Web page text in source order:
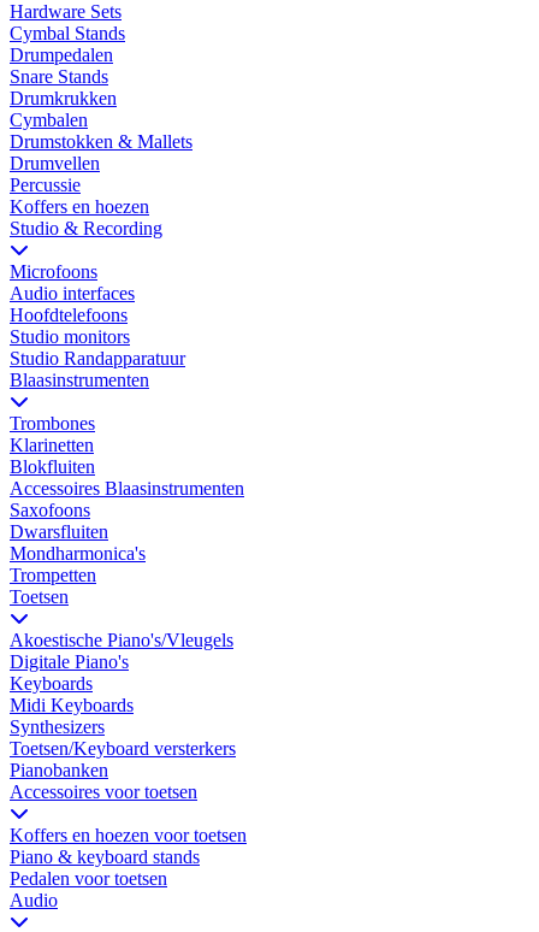
Hardware Sets
Cymbal Stands
Drumpedalen
Snare Stands
Drumkrukken
Cymbalen
Drumstokken & Mallets
Drumvellen
Percussie
Koffers en hoezen
Studio & Recording
Microfoons
Audio interfaces
Hoofdtelefoons
Studio monitors
Studio Randapparatuur
Blaasinstrumenten
Trombones
Klarinetten
Blokfluiten
Accessoires Blaasinstrumenten
Saxofoons
Dwarsfluiten
Mondharmonica's
Trompetten
Toetsen
Akoestische Piano's/Vleugels
Digitale Piano's
Keyboards
Midi Keyboards
Synthesizers
Toetsen/Keyboard versterkers
Pianobanken
Accessoires voor toetsen
Koffers en hoezen voor toetsen
Piano & keyboard stands
Pedalen voor toetsen
Audio